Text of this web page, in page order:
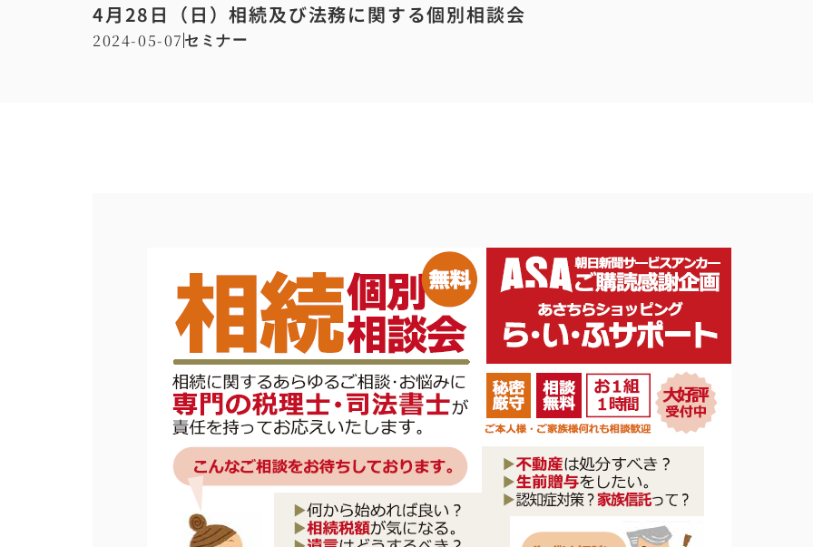
4月28日（日）相続及び法務に関する個別相談会
2024-05-07 セミナー